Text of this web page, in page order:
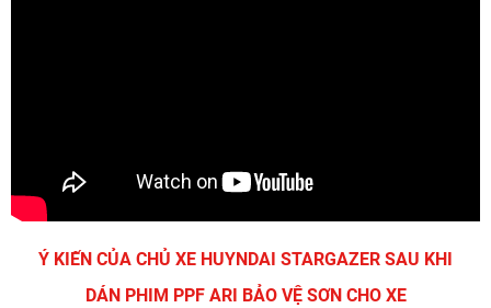
Ý KIẾN CỦA CHỦ XE HUYNDAI STARGAZER SAU KHI
DÁN PHIM PPF ARI BẢO VỆ SƠN CHO XE